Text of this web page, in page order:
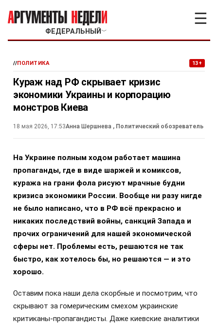
ФЕДЕРАЛЬНЫЙ ﹀
☰
//ПОЛИТИКА 13+
Кураж над РФ скрывает кризис
экономики Украины и корпорацию
монстров Киева
18 мая 2026, 17:53Анна Шершнева , Политический обозреватель
На Украине полным ходом работает машина
пропаганды, где в виде шаржей и комиксов,
куража на грани фола рисуют мрачные будни
кризиса экономики России. Вообще ни разу нигде
не было написано, что в РФ всё прекрасно и
никаких последствий войны, санкций Запада и
прочих ограничений для нашей экономической
сферы нет. Проблемы есть, решаются не так
быстро, как хотелось бы, но решаются — и это
хорошо.
Оставим пока наши дела скорбные и посмотрим, что
скрывают за гомерическим смехом украинские
критиканы-пропагандисты. Даже киевские аналитики